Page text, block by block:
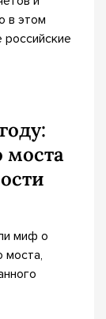
в этом
моста
миф о
моста,